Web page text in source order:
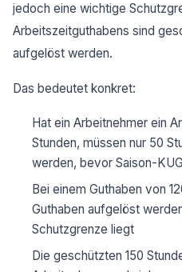
jedoch eine wichtige
Arbeitszeitguthabens sind
aufgelöst werden.
Das bedeutet konkret:
Hat ein Arbeitnehmer ein
Stunden, müssen nur 50
werden, bevor Saison-
Bei einem Guthaben von
Guthaben aufgelöst
Schutzgrenze liegt
Die geschützten 150